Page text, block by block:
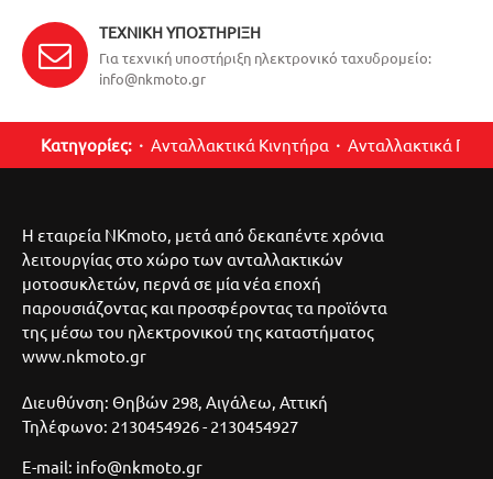
ΤΕΧΝΙΚΉ ΥΠΟΣΤΉΡΙΞΗ
Για τεχνική υποστήριξη ηλεκτρονικό ταχυδρομείο:
info@nkmoto.gr
Κατηγορίες: Ανταλλακτικά Κινητήρα Ανταλλακτικά
Η εταιρεία NKmoto, μετά από δεκαπέντε χρόνια
λειτουργίας στο χώρο των ανταλλακτικών
μοτοσυκλετών, περνά σε μία νέα εποχή
παρουσιάζοντας και προσφέροντας τα προϊόντα
της μέσω του ηλεκτρονικού της καταστήματος
www.nkmoto.gr
Διευθύνση: Θηβών 298, Αιγάλεω, Αττική
Τηλέφωνο: 2130454926 - 2130454927
E-mail: info@nkmoto.gr